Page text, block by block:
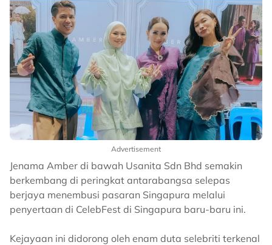
Advertisement
Jenama Amber di bawah Usanita Sdn Bhd semakin
berkembang di peringkat antarabangsa selepas
berjaya menembusi pasaran Singapura melalui
penyertaan di CelebFest di Singapura baru-baru ini.
Kejayaan ini didorong oleh enam duta selebriti terkenal